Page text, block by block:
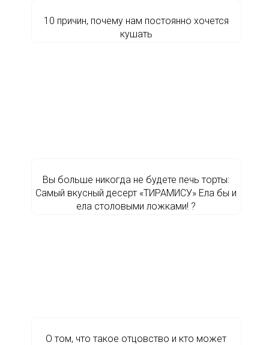
10 причин, почему нам постоянно хочется
кушать
Вы больше никогда не будете печь торты:
Самый вкусный десерт «ТИРАМИСУ» Ела бы и
ела столовыми ложками! ?
О том, что такое отцовство и кто может